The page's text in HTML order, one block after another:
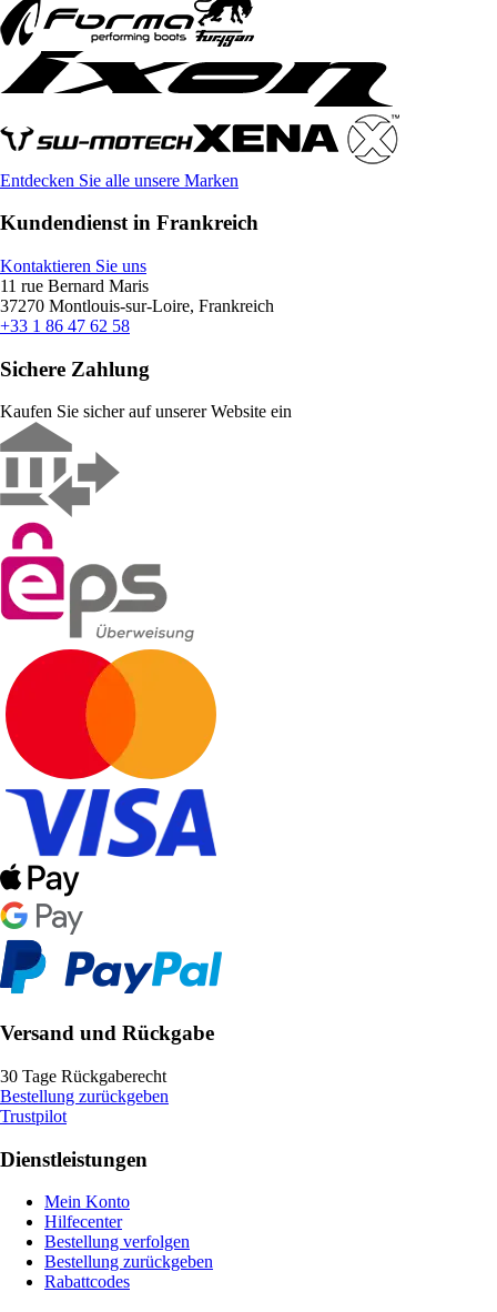
Entdecken Sie alle unsere Marken
Kundendienst in Frankreich
Kontaktieren Sie uns
11 rue Bernard Maris
37270 Montlouis-sur-Loire, Frankreich
+33 1 86 47 62 58
Sichere Zahlung
Kaufen Sie sicher auf unserer Website ein
Versand und Rückgabe
30 Tage Rückgaberecht
Bestellung zurückgeben
Trustpilot
Dienstleistungen
Mein Konto
Hilfecenter
Bestellung verfolgen
Bestellung zurückgeben
Rabattcodes